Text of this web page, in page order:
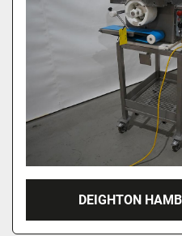
DEIGHTON